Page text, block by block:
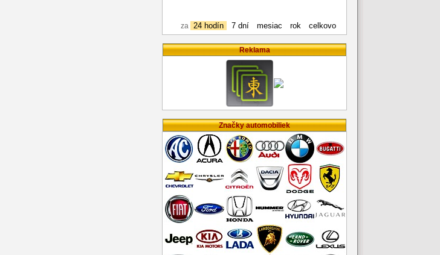
za 24 hodín 7 dní mesiac rok celkovo
Reklama
Značky automobiliek